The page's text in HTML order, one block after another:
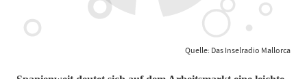
Quelle: Das Inselradio Mallorca